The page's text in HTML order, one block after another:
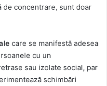
de concentrare, sunt doar
care se manifestă adesea
cu un
sau izolate social, par
schimbări